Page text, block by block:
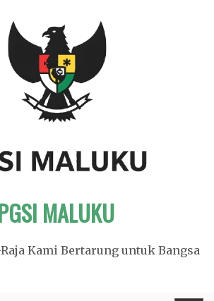
MALUKU
Kami Bertarung untuk Bangsa